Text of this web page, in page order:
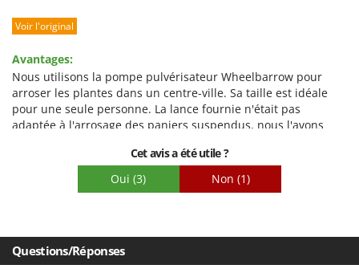
Volpi
W
Waldner
Weber
WIDU
Wiper EcoRobot
Y Yard Force
Prestations
Qualité / Prix
Facilité de montage
Emballage
Voir l'original
Avantages:
Nous utilisons la pompe pulvérisateur Wheelbarrow pour
arroser les plantes dans un centre-ville. Sa taille est idéale
pour une seule personne. La lance fournie n'était pas
adaptée à l'arrosage des paniers suspendus, nous l'avons
différents, nous avons donc également remplacé le tuyau de
sortie. La batterie semble avoir une bonne capacité et la
pompe fournit suffisamment de pression pour atteindre les
Inconvénients:
Rien à dire ici.
Cet avis a été utile ?
Oui (3) Non (1)
Questions/Réponses